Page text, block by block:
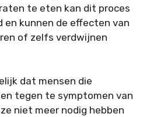
te eten kan dit proces
en kunnen de effecten van
of zelfs verdwijnen
dat mensen die
tegen te symptomen van
niet meer nodig hebben